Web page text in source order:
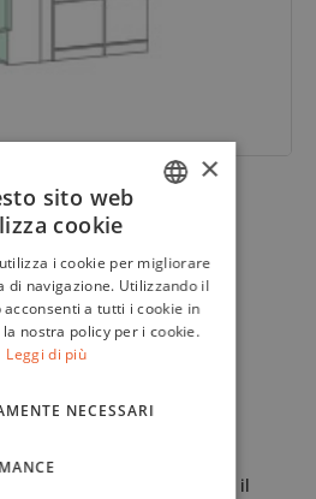
maggiori
addetto ti ricontatterà il
ENGLISH
×
sito web
cookie
i cookie per migliorare
di navigazione. Utilizzando il
a tutti i cookie in
nostra policy per i cookie.
Leggi di più
NECESSARI